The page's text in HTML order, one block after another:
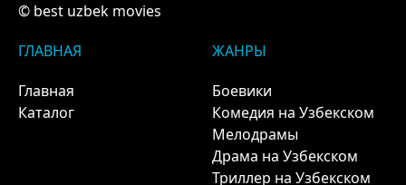
© best uzbek movies
ГЛАВНАЯ
Главная
Каталог
ЖАНРЫ
Боевики
Комедия на Узбекском
Мелодрамы
Драма на Узбекском
Триллер на Узбекском